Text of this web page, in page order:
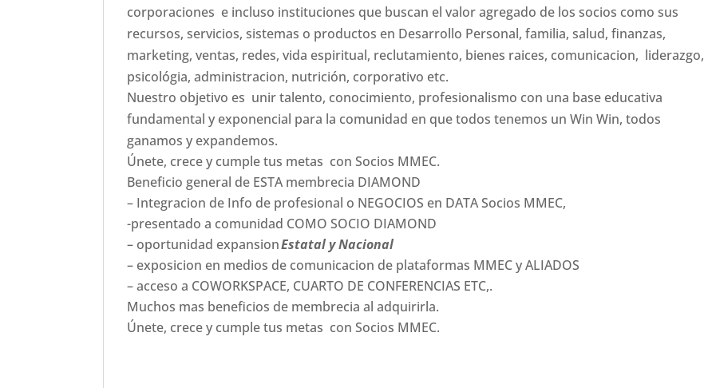
corporaciones e incluso instituciones que buscan el valor agregado de los socios como sus
recursos, servicios, sistemas o productos en Desarrollo Personal, familia, salud, finanzas,
marketing, ventas, redes, vida espiritual, reclutamiento, bienes raices, comunicacion, liderazgo,
psicológia, administracion, nutrición, corporativo etc.
Nuestro objetivo es unir talento, conocimiento, profesionalismo con una base educativa
fundamental y exponencial para la comunidad en que todos tenemos un Win Win, todos
ganamos y expandemos.
Únete, crece y cumple tus metas con Socios MMEC.
Beneficio general de ESTA membrecia DIAMOND
– Integracion de Info de profesional o NEGOCIOS en DATA Socios MMEC,
-presentado a comunidad COMO SOCIO DIAMOND
– oportunidad expansionEstatal y Nacional
– exposicion en medios de comunicacion de plataformas MMEC y ALIADOS
– acceso a COWORKSPACE, CUARTO DE CONFERENCIAS ETC,.
Muchos mas beneficios de membrecia al adquirirla.
Únete, crece y cumple tus metas con Socios MMEC.